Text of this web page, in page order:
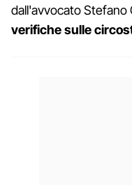
dall'avvocato Stefano
verifiche sulle